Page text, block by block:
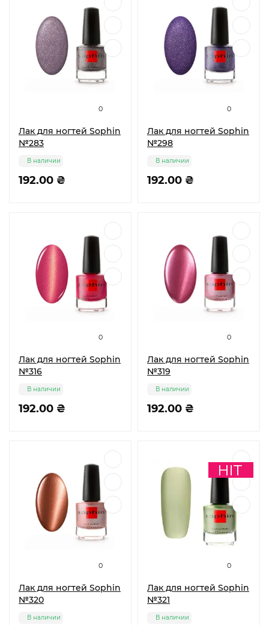
0
Лак для ногтей Sophin
№283
192.00 ₴
В наличии
0
Лак для ногтей Sophin
№298
192.00 ₴
В наличии
0
Лак для ногтей Sophin
№316
192.00 ₴
В наличии
0
Лак для ногтей Sophin
№319
192.00 ₴
В наличии
0
Лак для ногтей Sophin
№320
В наличии
0
Лак для ногтей Sophin
№321
В наличии